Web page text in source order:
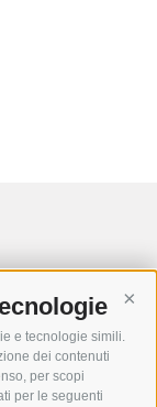
e tecnologie simili.
dei contenuti
per scopi
per le seguenti